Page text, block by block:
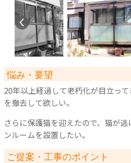
悩み・要望
20年以上経過して老朽化が目立っ
を撤去して欲しい。
さらに保護猫を迎えたので、猫が
ンルームを設置したい。
ご提案・工事のポイント